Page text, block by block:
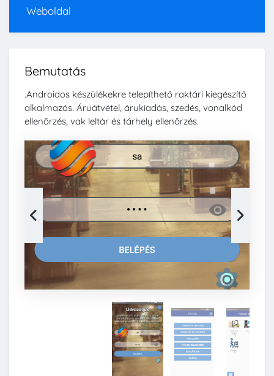
Weboldal
Bemutatás
.Androidos készülékekre telepíthető raktári kiegészítő
alkalmazás. Áruátvétel, árukiadás, szedés, vonalkód
ellenőrzés, vak leltár és tárhely ellenőrzés.